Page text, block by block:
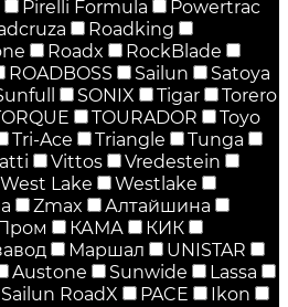
Pirelli Formula
Powertrac
Roadking
Roadx
RockBlade
ROADBOSS Sailun
Satoya
SONIX Tigar
Torero
TOURADOR
Toyo
Tri-Ace Triangle
Tunga
Vittos
Vredestein
West Lake
Westlake
Zmax
Алтайшина
КАМА
КИК
Маршал
UNISTAR
Austone Sunwide
Lassa
Sailun RoadX PACE
Ikon